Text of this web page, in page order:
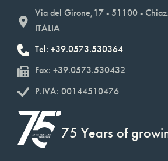
Via del Girone,17 - 51100 -
ITALIA
Tel: +39.0573.530364
Fax: +39.0573.530432
P.IVA: 00144510476
75 Years of